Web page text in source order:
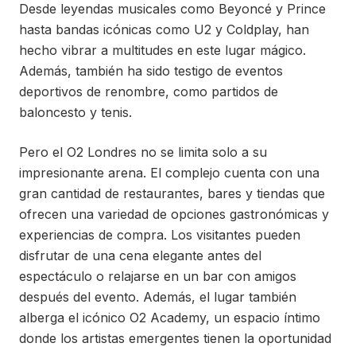
Desde leyendas musicales como Beyoncé y Prince
hasta bandas icónicas como U2 y Coldplay, han
hecho vibrar a multitudes en este lugar mágico.
Además, también ha sido testigo de eventos
deportivos de renombre, como partidos de
baloncesto y tenis.
Pero el O2 Londres no se limita solo a su
impresionante arena. El complejo cuenta con una
gran cantidad de restaurantes, bares y tiendas que
ofrecen una variedad de opciones gastronómicas y
experiencias de compra. Los visitantes pueden
disfrutar de una cena elegante antes del
espectáculo o relajarse en un bar con amigos
después del evento. Además, el lugar también
alberga el icónico O2 Academy, un espacio íntimo
donde los artistas emergentes tienen la oportunidad